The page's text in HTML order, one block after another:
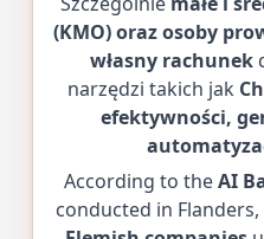
(KMO) oraz osoby
własny rachunek
narzędzi takich jak
efektywności,
According to theAI
conducted in